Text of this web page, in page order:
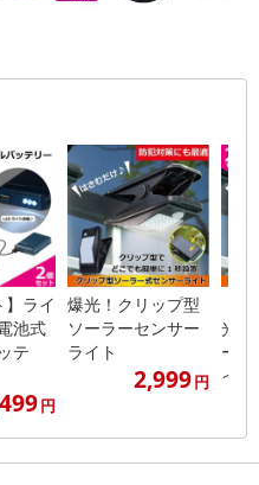
】ライ
池式
テ
円
爆光！クリップ型
ソーラーセンサー
ライト
2,999円
光！
ー
イ...